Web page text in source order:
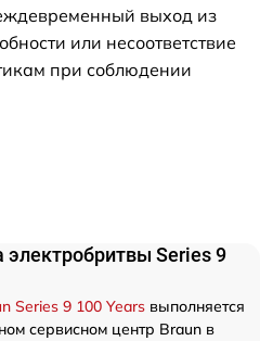
выход из
или несоответствие
при соблюдении
Series 9
Series 9 100 Years выполняется
сервисном центр Braun в